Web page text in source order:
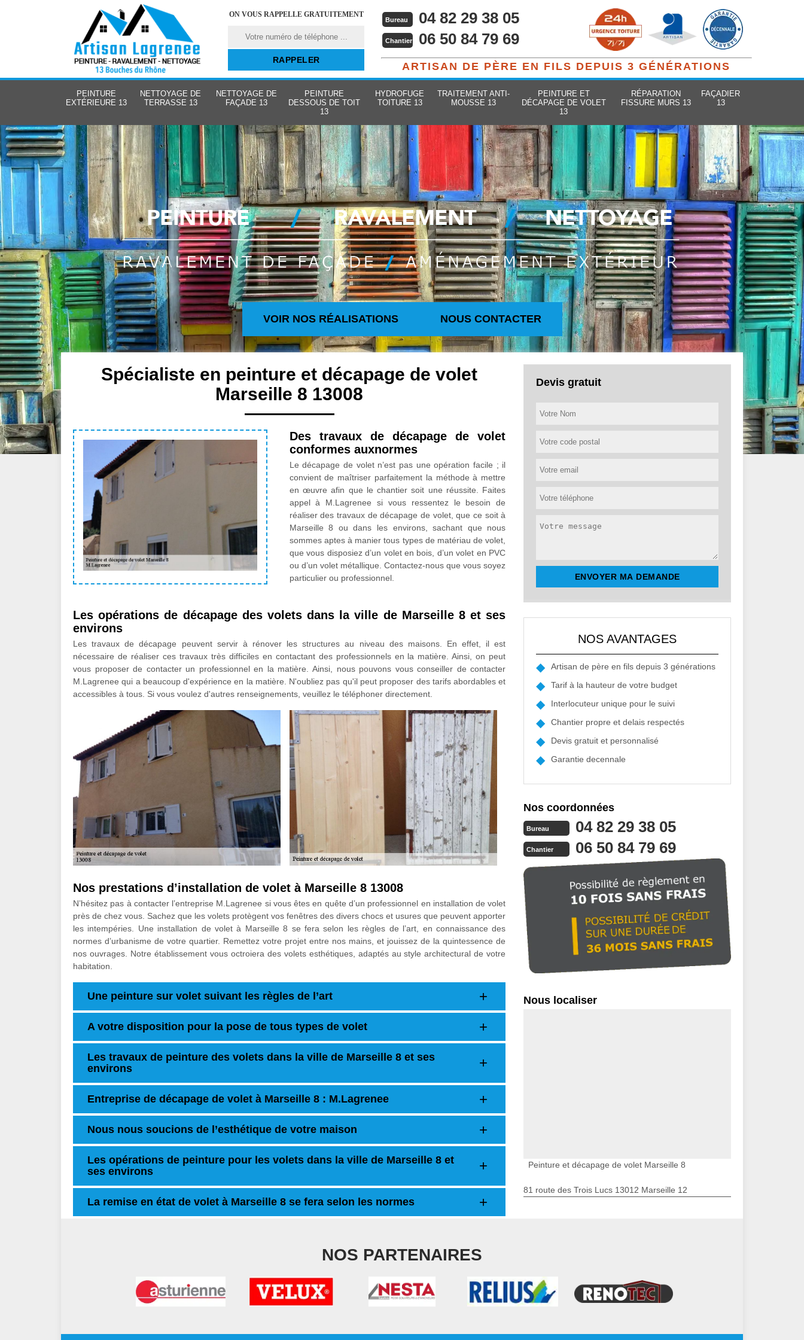
ON VOUS RAPPELLE GRATUITEMENT
Bureau 04 82 29 38 05
Chantier 06 50 84 79 69
ARTISAN DE PÈRE EN FILS DEPUIS 3 GÉNÉRATIONS
PEINTURE
EXTÉRIEURE 13
NETTOYAGE DE
TERRASSE 13
NETTOYAGE DE
FAÇADE 13
PEINTURE
DESSOUS DE TOIT
13
HYDROFUGE
TOITURE 13
TRAITEMENT ANTI-
MOUSSE 13
PEINTURE ET
DÉCAPAGE DE VOLET
13
RÉPARATION
FISSURE MURS 13
FAÇADIER
13
VOIR NOS RÉALISATIONS NOUS CONTACTER
Spécialiste en peinture et décapage de volet
Marseille 8 13008
Des travaux de décapage de volet
conformes auxnormes
Le décapage de volet n’est pas une opération facile ; il
convient de maîtriser parfaitement la méthode à mettre
en œuvre afin que le chantier soit une réussite. Faites
appel à M.Lagrenee si vous ressentez le besoin de
réaliser des travaux de décapage de volet, que ce soit à
Marseille 8 ou dans les environs, sachant que nous
sommes aptes à manier tous types de matériau de volet,
que vous disposiez d’un volet en bois, d’un volet en PVC
ou d’un volet métallique. Contactez-nous que vous soyez
particulier ou professionnel.
Les opérations de décapage des volets dans la ville de Marseille 8 et ses
environs
Les travaux de décapage peuvent servir à rénover les structures au niveau des maisons. En effet, il est
nécessaire de réaliser ces travaux très difficiles en contactant des professionnels en la matière. Ainsi, on peut
vous proposer de contacter un professionnel en la matière. Ainsi, nous pouvons vous conseiller de contacter
M.Lagrenee qui a beaucoup d'expérience en la matière. N'oubliez pas qu'il peut proposer des tarifs abordables et
accessibles à tous. Si vous voulez d'autres renseignements, veuillez le téléphoner directement.
Nos prestations d’installation de volet à Marseille 8 13008
N’hésitez pas à contacter l’entreprise M.Lagrenee si vous êtes en quête d’un professionnel en installation de volet
près de chez vous. Sachez que les volets protègent vos fenêtres des divers chocs et usures que peuvent apporter
les intempéries. Une installation de volet à Marseille 8 se fera selon les règles de l’art, en connaissance des
normes d’urbanisme de votre quartier. Remettez votre projet entre nos mains, et jouissez de la quintessence de
nos ouvrages. Notre établissement vous octroiera des volets esthétiques, adaptés au style architectural de votre
habitation.
Une peinture sur volet suivant les règles de l’art
A votre disposition pour la pose de tous types de volet
Les travaux de peinture des volets dans la ville de Marseille 8 et ses
environs
Entreprise de décapage de volet à Marseille 8 : M.Lagrenee
Nous nous soucions de l’esthétique de votre maison
Les opérations de peinture pour les volets dans la ville de Marseille 8 et
ses environs
La remise en état de volet à Marseille 8 se fera selon les normes
Devis gratuit
NOS AVANTAGES
Artisan de père en fils depuis 3 générations
Tarif à la hauteur de votre budget
Interlocuteur unique pour le suivi
Chantier propre et delais respectés
Devis gratuit et personnalisé
Garantie decennale
Nos coordonnées
Bureau 04 82 29 38 05
Chantier 06 50 84 79 69
Nous localiser
Peinture et décapage de volet Marseille 8
81 route des Trois Lucs 13012 Marseille 12
NOS PARTENAIRES